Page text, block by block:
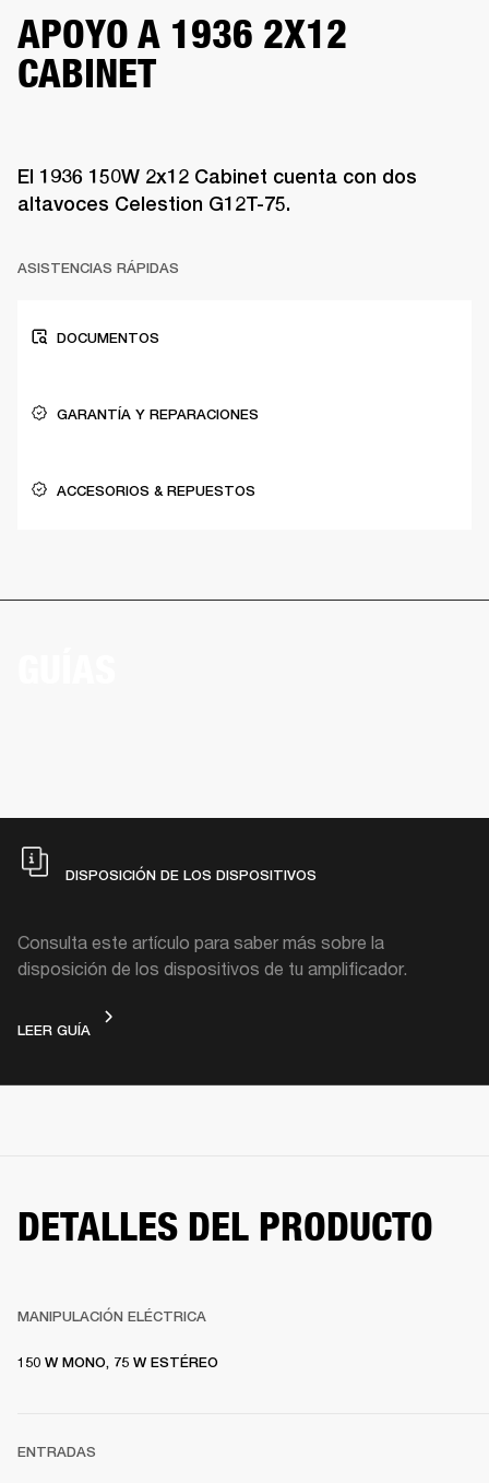
APOYO A 1936 2X12
CABINET
El 1936 150W 2x12 Cabinet cuenta con dos
altavoces Celestion G12T-75.
ASISTENCIAS RÁPIDAS
DOCUMENTOS
GARANTÍA Y REPARACIONES
ACCESORIOS & REPUESTOS
DISPOSICIÓN DE LOS DISPOSITIVOS
Consulta este artículo para saber más sobre la
disposición de los dispositivos de tu amplificador.
LEER GUÍADISPOSICIÓN DE LOS DISPOSITIVOS
DETALLES DEL PRODUCTO
MANIPULACIÓN ELÉCTRICA
150 W MONO, 75 W ESTÉREO
ENTRADAS